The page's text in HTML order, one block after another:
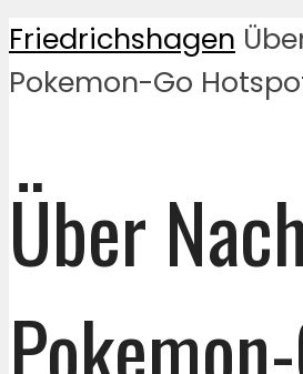
Friedrichshagen
Pokemon-Go
Über